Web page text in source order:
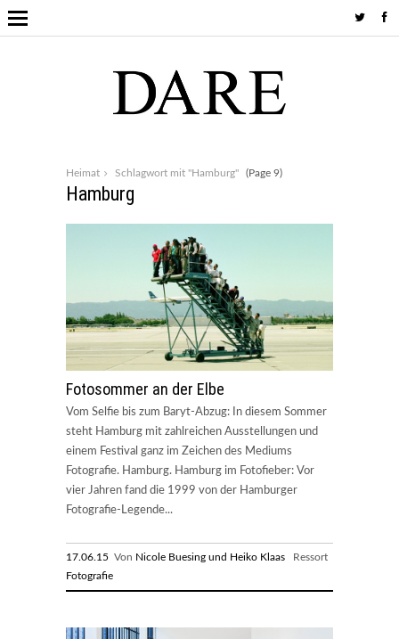
Heimat Schlagwort mit "Hamburg" (Page 9)
Hamburg
Fotosommer an der Elbe
Vom Selfie bis zum Baryt-Abzug: In diesem Sommer
steht Hamburg mit zahlreichen Ausstellungen und
einem Festival ganz im Zeichen des Mediums
Fotografie. Hamburg. Hamburg im Fotofieber: Vor
vier Jahren fand die 1999 von der Hamburger
Fotografie-Legende...
17.06.15 Von Nicole Buesing und Heiko Klaas Ressort
Fotografie